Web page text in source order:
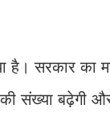
है। सरकार का
संख्या बढ़ेगी